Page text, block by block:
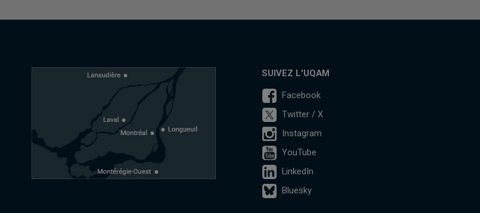
SUIVEZ L'UQAM
Facebook
Twitter / X
Instagram
YouTube
LinkedIn
Bluesky